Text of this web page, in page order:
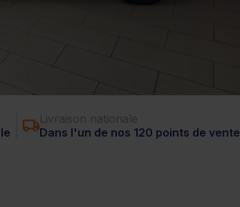
Dans l'un de nos 120 points de vente